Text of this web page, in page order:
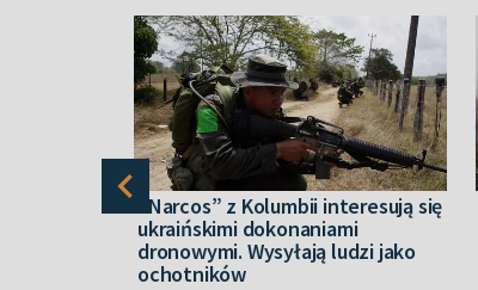
“Narcos” z Kolumbii interesują się
ukraińskimi dokonaniami
dronowymi. Wysyłają ludzi jako
ochotników